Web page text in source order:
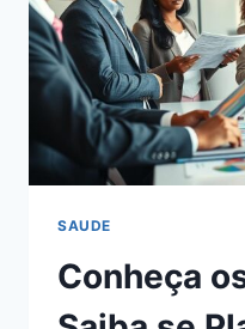
SAUDE
Conheça